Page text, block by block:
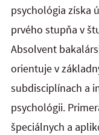
psychológia získa
prvého stupňa v
Absolvent
orientuje v
subdisciplínach a
psychológii.
špeciálnych a